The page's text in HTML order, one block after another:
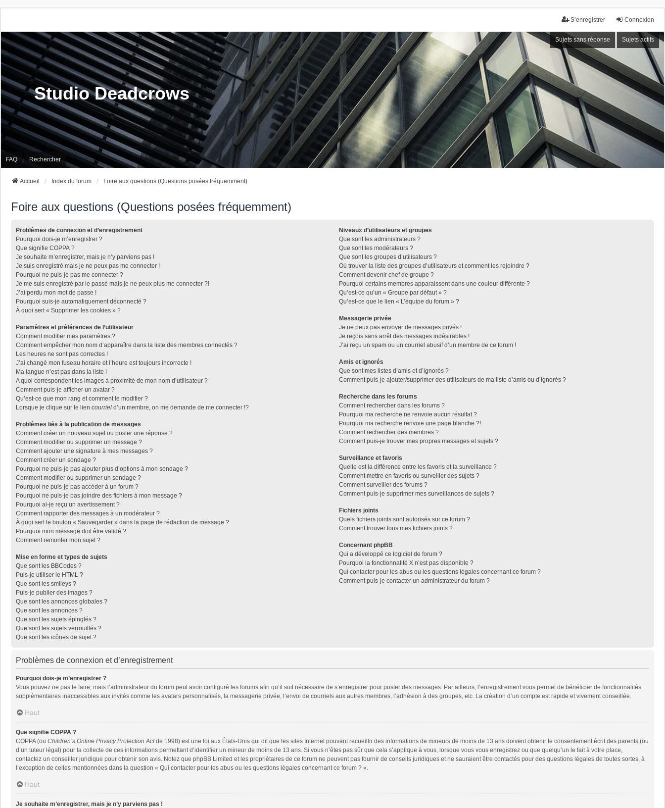
Connexion
S’enregistrer
Sujets sans réponse Sujets actifs
Studio Deadcrows
FAQ Rechercher
Accueil Index du forum Foire aux questions (Questions posées fréquemment)
Foire aux questions (Questions posées fréquemment)
Problèmes de connexion et d’enregistrement
Pourquoi dois-je m’enregistrer ?
Que signifie COPPA ?
Je souhaite m’enregistrer, mais je n’y parviens pas !
Je suis enregistré mais je ne peux pas me connecter !
Pourquoi ne puis-je pas me connecter ?
Je me suis enregistré par le passé mais je ne peux plus me connecter ?!
J’ai perdu mon mot de passe !
Pourquoi suis-je automatiquement déconnecté ?
À quoi sert « Supprimer les cookies » ?
Paramètres et préférences de l’utilisateur
Comment modifier mes paramètres ?
Comment empêcher mon nom d’apparaître dans la liste des membres connectés ?
Les heures ne sont pas correctes !
J’ai changé mon fuseau horaire et l’heure est toujours incorrecte !
Ma langue n’est pas dans la liste !
A quoi correspondent les images à proximité de mon nom d’utilisateur ?
Comment puis-je afficher un avatar ?
Qu’est-ce que mon rang et comment le modifier ?
Lorsque je clique sur le lien courriel d’un membre, on me demande de me connecter !?
Problèmes liés à la publication de messages
Comment créer un nouveau sujet ou poster une réponse ?
Comment modifier ou supprimer un message ?
Comment ajouter une signature à mes messages ?
Comment créer un sondage ?
Pourquoi ne puis-je pas ajouter plus d’options à mon sondage ?
Comment modifier ou supprimer un sondage ?
Pourquoi ne puis-je pas accéder à un forum ?
Pourquoi ne puis-je pas joindre des fichiers à mon message ?
Pourquoi ai-je reçu un avertissement ?
Comment rapporter des messages à un modérateur ?
À quoi sert le bouton « Sauvegarder » dans la page de rédaction de message ?
Pourquoi mon message doit être validé ?
Comment remonter mon sujet ?
Mise en forme et types de sujets
Que sont les BBCodes ?
Puis-je utiliser le HTML ?
Que sont les smileys ?
Puis-je publier des images ?
Que sont les annonces globales ?
Que sont les annonces ?
Que sont les sujets épinglés ?
Que sont les sujets verrouillés ?
Que sont les icônes de sujet ?
Niveaux d’utilisateurs et groupes
Que sont les administrateurs ?
Que sont les modérateurs ?
Que sont les groupes d’utilisateurs ?
Où trouver la liste des groupes d’utilisateurs et comment les rejoindre ?
Comment devenir chef de groupe ?
Pourquoi certains membres apparaissent dans une couleur différente ?
Qu’est-ce qu’un « Groupe par défaut » ?
Qu’est-ce que le lien « L’équipe du forum » ?
Messagerie privée
Je ne peux pas envoyer de messages privés !
Je reçois sans arrêt des messages indésirables !
J’ai reçu un spam ou un courriel abusif d’un membre de ce forum !
Amis et ignorés
Que sont mes listes d’amis et d’ignorés ?
Comment puis-je ajouter/supprimer des utilisateurs de ma liste d’amis ou d’ignorés ?
Recherche dans les forums
Comment rechercher dans les forums ?
Pourquoi ma recherche ne renvoie aucun résultat ?
Pourquoi ma recherche renvoie une page blanche ?!
Comment rechercher des membres ?
Comment puis-je trouver mes propres messages et sujets ?
Surveillance et favoris
Quelle est la différence entre les favoris et la surveillance ?
Comment mettre en favoris ou surveiller des sujets ?
Comment surveiller des forums ?
Comment puis-je supprimer mes surveillances de sujets ?
Fichiers joints
Quels fichiers joints sont autorisés sur ce forum ?
Comment trouver tous mes fichiers joints ?
Concernant phpBB
Qui a développé ce logiciel de forum ?
Pourquoi la fonctionnalité X n’est pas disponible ?
Qui contacter pour les abus ou les questions légales concernant ce forum ?
Comment puis-je contacter un administrateur du forum ?
Problèmes de connexion et d’enregistrement
Pourquoi dois-je m’enregistrer ?
Vous pouvez ne pas le faire, mais l’administrateur du forum peut avoir configuré les forums afin qu’il soit nécessaire de s’enregistrer pour poster des messages. Par ailleurs, l’enregistrement vous permet de bénéficier de fonctionnalités
supplémentaires inaccessibles aux invités comme les avatars personnalisés, la messagerie privée, l’envoi de courriels aux autres membres, l’adhésion à des groupes, etc. La création d’un compte est rapide et vivement conseillée.
Haut
Que signifie COPPA ?
COPPA (ou Children’s Online Privacy Protection Actde 1998) est une loi aux États-Unis qui dit que les sites Internet pouvant recueillir des informations de mineurs de moins de 13 ans doivent obtenir le consentement écrit des parents (ou
d’un tuteur légal) pour la collecte de ces informations permettant d’identifier un mineur de moins de 13 ans. Si vous n’êtes pas sûr que cela s’applique à vous, lorsque vous vous enregistrez ou que quelqu’un le fait à votre place,
contactez un conseiller juridique pour obtenir son avis. Notez que phpBB Limited et les propriétaires de ce forum ne peuvent pas fournir de conseils juridiques et ne sauraient être contactés pour des questions légales de toutes sortes, à
l’exception de celles mentionnées dans la question « Qui contacter pour les abus ou les questions légales concernant ce forum ? ».
Haut
Je souhaite m’enregistrer, mais je n’y parviens pas !